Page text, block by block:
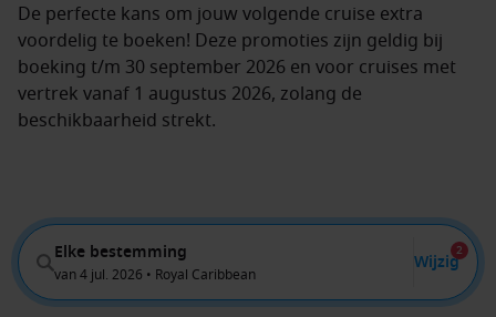
De perfecte kans om jouw volgende cruise extra
voordelig te boeken! Deze promoties zijn geldig bij
boeking t/m 30 september 2026 en voor cruises met
vertrek vanaf 1 augustus 2026, zolang de
beschikbaarheid strekt.
Elke bestemming
van 4 jul. 2026 • Royal Caribbean
Wijzig
2